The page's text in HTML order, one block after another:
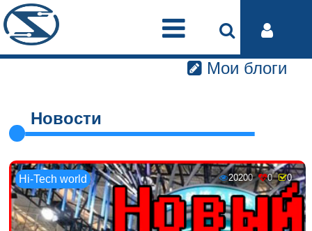
Мои блоги
Новости
Hi-Tech world 20200 0 0